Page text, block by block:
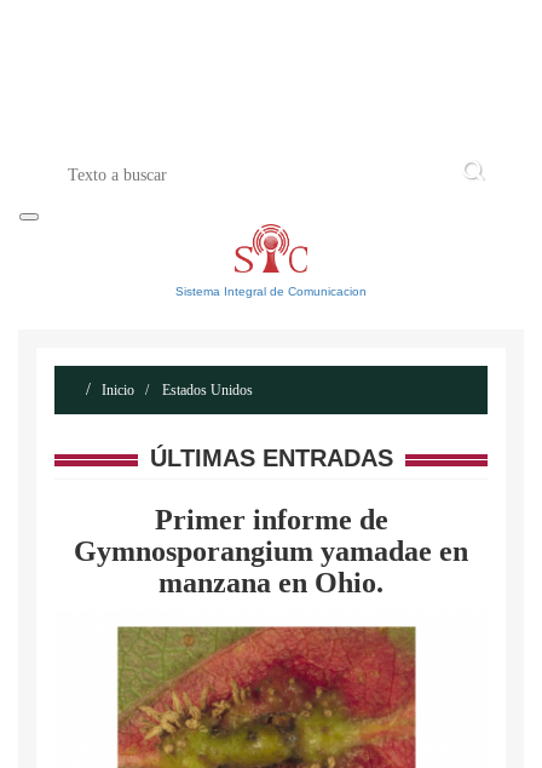
Sistema Integral de Comunicacion
Inicio Estados Unidos
ÚLTIMAS ENTRADAS
Primer informe de
Gymnosporangium yamadae en
manzana en Ohio.